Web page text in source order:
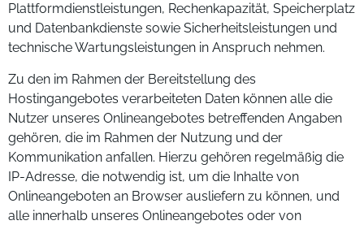
Plattformdienstleistungen, Rechenkapazität, Speicherplatz
und Datenbankdienste sowie Sicherheitsleistungen und
technische Wartungsleistungen in Anspruch nehmen.
Zu den im Rahmen der Bereitstellung des
Hostingangebotes verarbeiteten Daten können alle die
Nutzer unseres Onlineangebotes betreffenden Angaben
gehören, die im Rahmen der Nutzung und der
Kommunikation anfallen. Hierzu gehören regelmäßig die
IP-Adresse, die notwendig ist, um die Inhalte von
Onlineangeboten an Browser ausliefern zu können, und
alle innerhalb unseres Onlineangebotes oder von